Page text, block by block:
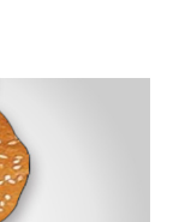
que generan
Ahora bien,
de una manera
a